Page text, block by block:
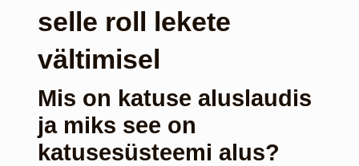
selle roll lekete
vältimisel
Mis on katuse aluslaudis
ja miks see on
katusesüsteemi alus?